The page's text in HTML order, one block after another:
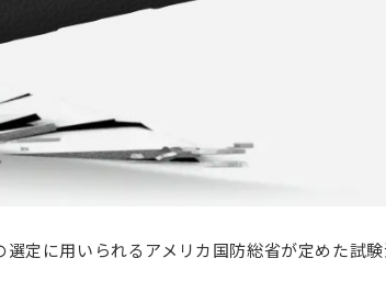
定に用いられるアメリカ国防総省が定めた試